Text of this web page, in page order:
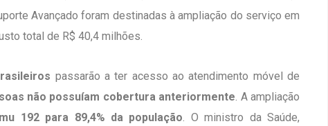
Avançado foram destinadas à ampliação do serviço em
total de R$ 40,4 milhões.
passarão a ter acesso ao atendimento móvel de
não possuíam cobertura anteriormente. A ampliação
192 para 89,4% da população. O ministro da Saúde,